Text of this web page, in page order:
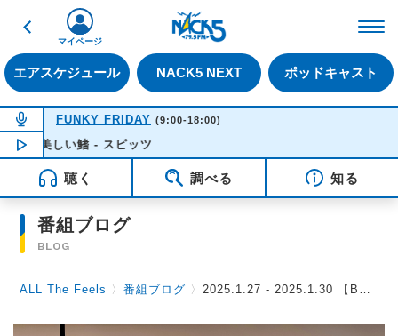
戻る
エアスケジュール NACK5 NEXT ポッドキャスト
マイページ
NOW ON AIR
FUNKY FRIDAY (9:00-18:00)
NOW PLAYING13:57
美しい鰭 - スピッツ
聴く 調べる 知る
番組ブログ
BLOG
ALL The Feels 〉番組ブログ 〉2025.1.27 - 2025.1.30 【BEYOOOOONDS（清野桃々姫さん、 里吉うたのさん）】